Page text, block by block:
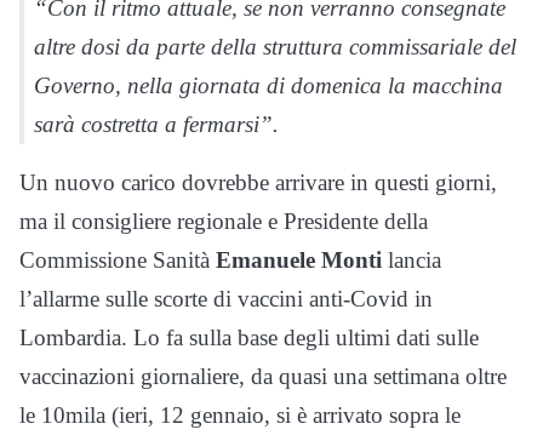
“Con il ritmo attuale, se non verranno consegnate
altre dosi da parte della struttura commissariale del
Governo, nella giornata di domenica la macchina
sarà costretta a fermarsi”.
Un nuovo carico dovrebbe arrivare in questi giorni,
ma il consigliere regionale e Presidente della
Commissione Sanità Emanuele Monti lancia
l’allarme sulle scorte di vaccini anti-Covid in
Lombardia. Lo fa sulla base degli ultimi dati sulle
vaccinazioni giornaliere, da quasi una settimana oltre
le 10mila (ieri, 12 gennaio, si è arrivato sopra le